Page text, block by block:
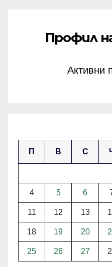
Профил
Активни
П В С
4 5 6
11 12 13
18 19 20
25 26 27